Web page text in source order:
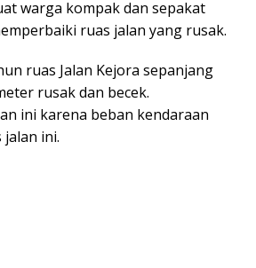
warga kompak dan sepakat
ruas jalan yang rusak.
ruas Jalan Kejora sepanjang
rusak dan becek.
ini karena beban kendaraan
ini.